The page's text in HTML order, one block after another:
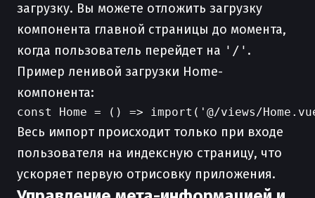
загрузку. Вы можете отложить загрузку
компонента главной страницы до момента,
когда пользователь перейдет на '/' .
Пример ленивой загрузки Home-
компонента:
Весь импорт происходит только при входе
пользователя на индексную страницу, что
ускоряет первую отрисовку приложения.